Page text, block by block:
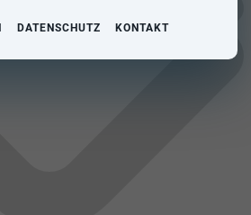
DATENSCHUTZ KONTAKT